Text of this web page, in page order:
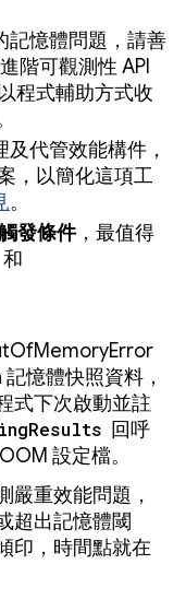
記憶體問題，請善
階可觀測性 API
程式輔助方式收
代管效能構件，
，以簡化這項工
。
發條件，最值得
和
憶體快照資料，
式下次啟動並註
回呼
設定檔。
嚴重效能問題，
超出記憶體閾
印，時間點就在